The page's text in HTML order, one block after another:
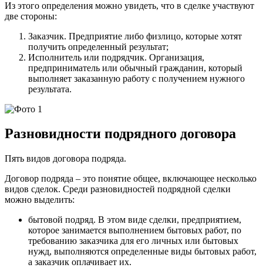
Из этого определения можно увидеть, что в сделке участвуют
две стороны:
Заказчик. Предприятие либо физлицо, которые хотят
получить определенный результат;
Исполнитель или подрядчик. Организация,
предприниматель или обычный гражданин, который
выполняет заказанную работу с получением нужного
результата.
Разновидности подрядного договора
Пять видов договора подряда.
Договор подряда – это понятие общее, включающее несколько
видов сделок. Среди разновидностей подрядной сделки
можно выделить:
бытовой подряд. В этом виде сделки, предприятием,
которое занимается выполнением бытовых работ, по
требованию заказчика для его личных или бытовых
нужд, выполняются определенные виды бытовых работ,
а заказчик оплачивает их.